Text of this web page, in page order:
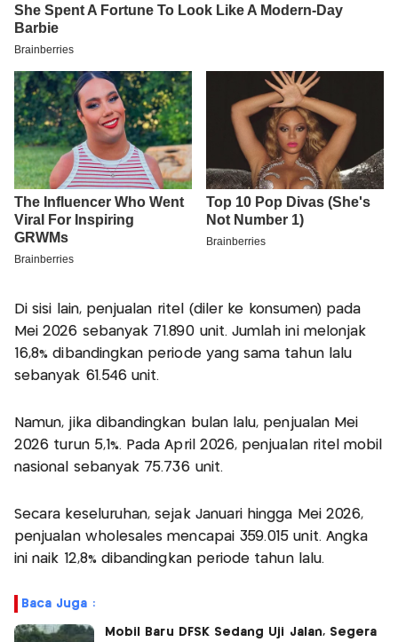
Di sisi lain, penjualan ritel (diler ke konsumen) pada
Mei 2026 sebanyak 71.890 unit. Jumlah ini melonjak
16,8% dibandingkan periode yang sama tahun lalu
sebanyak 61.546 unit.
Namun, jika dibandingkan bulan lalu, penjualan Mei
2026 turun 5,1%. Pada April 2026, penjualan ritel mobil
nasional sebanyak 75.736 unit.
Secara keseluruhan, sejak Januari hingga Mei 2026,
penjualan wholesales mencapai 359.015 unit. Angka
ini naik 12,8% dibandingkan periode tahun lalu.
Baca Juga :
Mobil Baru DFSK Sedang Uji Jalan, Segera